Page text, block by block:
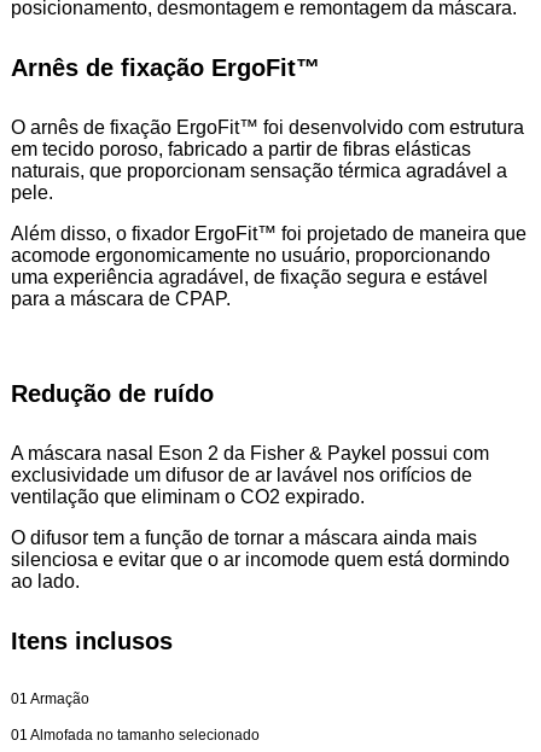
posicionamento, desmontagem e remontagem da máscara.
Arnês de fixação ErgoFit™️
O arnês de fixação ErgoFit™️ foi desenvolvido com estrutura
em tecido poroso, fabricado a partir de fibras elásticas
naturais, que proporcionam sensação térmica agradável a
pele.
Além disso, o fixador ErgoFit™️ foi projetado de maneira que
acomode ergonomicamente no usuário, proporcionando
uma experiência agradável, de fixação segura e estável
para a máscara de CPAP.
Redução de ruído
A máscara nasal Eson 2 da Fisher & Paykel possui com
exclusividade um difusor de ar lavável nos orifícios de
ventilação que eliminam o CO2 expirado.
O difusor tem a função de tornar a máscara ainda mais
silenciosa e evitar que o ar incomode quem está dormindo
ao lado.
Itens inclusos
01 Armação
01 Almofada no tamanho selecionado